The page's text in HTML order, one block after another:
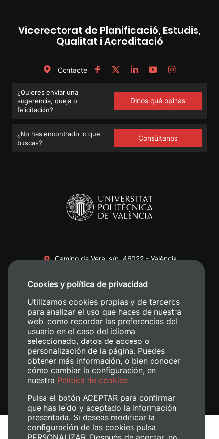
Vicerectorat de Planificació, Estudis,
Qualitat i Acreditació
Contacte
¿Quieres enviar una
sugerencia, queja o
felicitación?
Dinos qué opinas
¿No has encontrado lo que
buscas?
Consúltanos
Camino de Vera, s/n. 46022 - València
+34 620 04 00 50
Avís legal
Cookies y política de privacidad
Utilizamos cookies propias y de terceros
para analizar el uso que haces de nuestra
web, como recordar las preferencias del
usuario en el caso del idioma
seleccionado, datos de acceso o
personalización de la página. Puedes
obtener más información, o bien conocer
cómo cambiar la configuración, en
nuestra Política de cookies
Pulsa el botón ACEPTAR para confirmar
que has leído y aceptado la información
presentada. Si deseas modificar la
configuración de las cookies pulsa
PERSONALIZAR. Después de aceptar, no